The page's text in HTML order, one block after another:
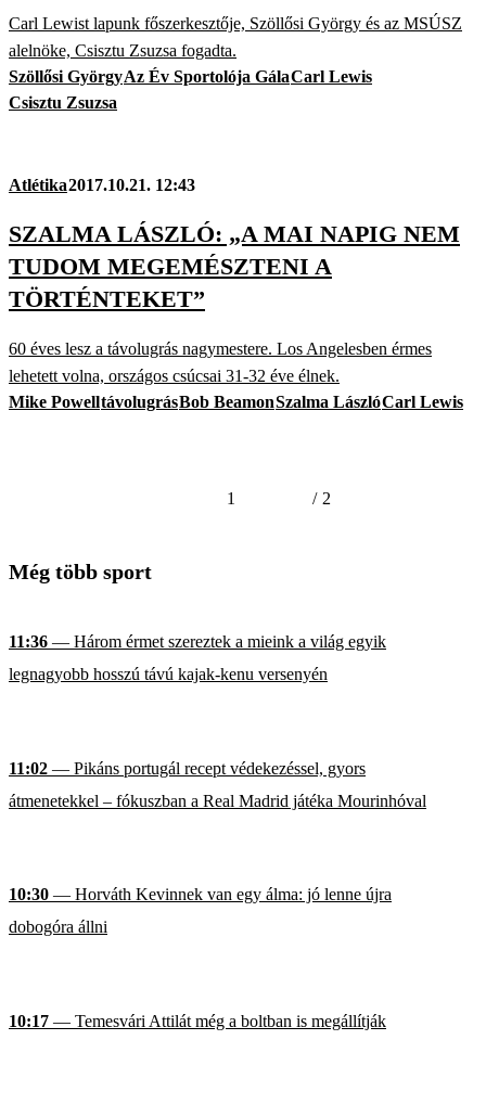
Carl Lewist lapunk főszerkesztője, Szöllősi György és az MSÚSZ
alelnöke, Csisztu Zsuzsa fogadta.
Szöllősi GyörgyAz Év Sportolója GálaCarl Lewis
Csisztu Zsuzsa
Atlétika2017.10.21. 12:43
SZALMA LÁSZLÓ: „A MAI NAPIG NEM
TUDOM MEGEMÉSZTENI A
TÖRTÉNTEKET”
60 éves lesz a távolugrás nagymestere. Los Angelesben érmes
lehetett volna, országos csúcsai 31-32 éve élnek.
Mike PowelltávolugrásBob BeamonSzalma LászlóCarl Lewis
1 / 2
Még több sport
11:36 — Három érmet szereztek a mieink a világ egyik
legnagyobb hosszú távú kajak-kenu versenyén
11:02 — Pikáns portugál recept védekezéssel, gyors
átmenetekkel – fókuszban a Real Madrid játéka Mourinhóval
10:30 — Horváth Kevinnek van egy álma: jó lenne újra
dobogóra állni
10:17 — Temesvári Attilát még a boltban is megállítják